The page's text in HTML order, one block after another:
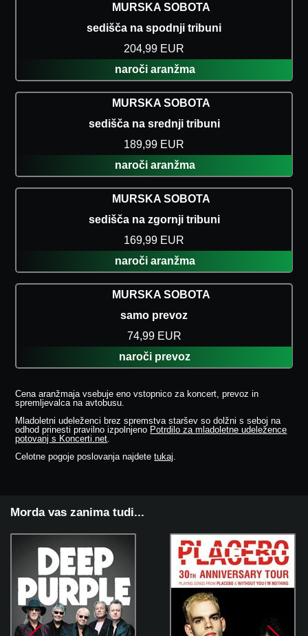
MURSKA SOBOTA
sedišča na spodnji tribuni
204,99 EUR
naroči aranžma
MURSKA SOBOTA
sedišča na srednji tribuni
189,99 EUR
naroči aranžma
MURSKA SOBOTA
sedišča na zgornji tribuni
169,99 EUR
naroči aranžma
MURSKA SOBOTA
samo prevoz
74,99 EUR
naroči prevoz
Cena aranžmaja vsebuje eno vstopnico za koncert, prevoz in
spremljevalca na avtobusu.
Mladoletni udeleženci brez spremstva staršev so dolžni s seboj na
odhod prinesti pravilno izpolnjeno Potrdilo za mladoletne udeležence
potovanj s Koncerti.net.
Celotne pogoje poslovanja najdetetukaj.
Morda vas zanima tudi...